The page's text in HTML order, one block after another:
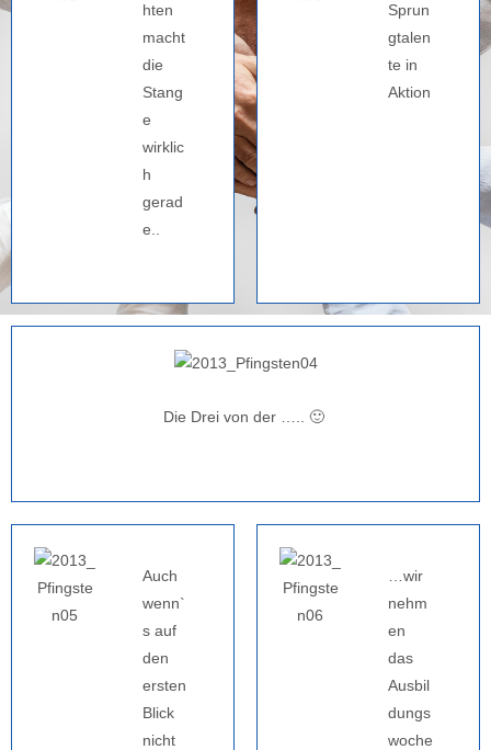
hten
macht
die
Stang
e
wirklic
h
gerad
e..
Sprun
gtalen
te in
Aktion
Die Drei von der ….. 🙂
Auch
wenn`
s auf
den
ersten
Blick
nicht
…wir
nehm
en
das
Ausbil
dungs
woche